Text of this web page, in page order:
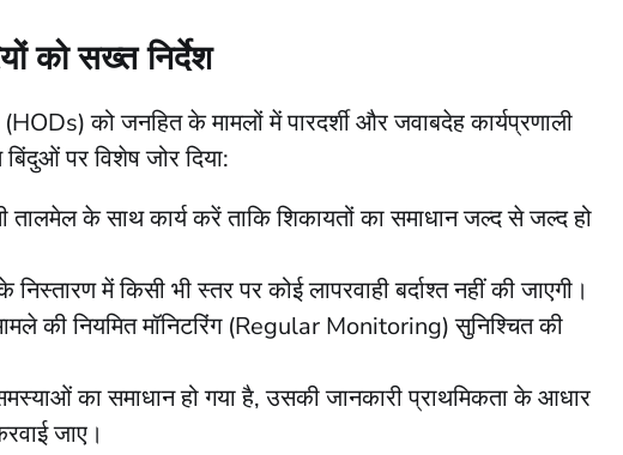
को सख्त निर्देश
(HODs) को जनहित के मामलों में पारदर्शी और जवाबदेह कार्यप्रणाली
पर विशेष जोर दिया:
तालमेल के साथ कार्य करें ताकि शिकायतों का समाधान जल्द से जल्द हो
में किसी भी स्तर पर कोई लापरवाही बर्दाश्त नहीं की जाएगी।
की नियमित मॉनिटरिंग (Regular Monitoring) सुनिश्चित की
का समाधान हो गया है, उसकी जानकारी प्राथमिकता के आधार
जाए।